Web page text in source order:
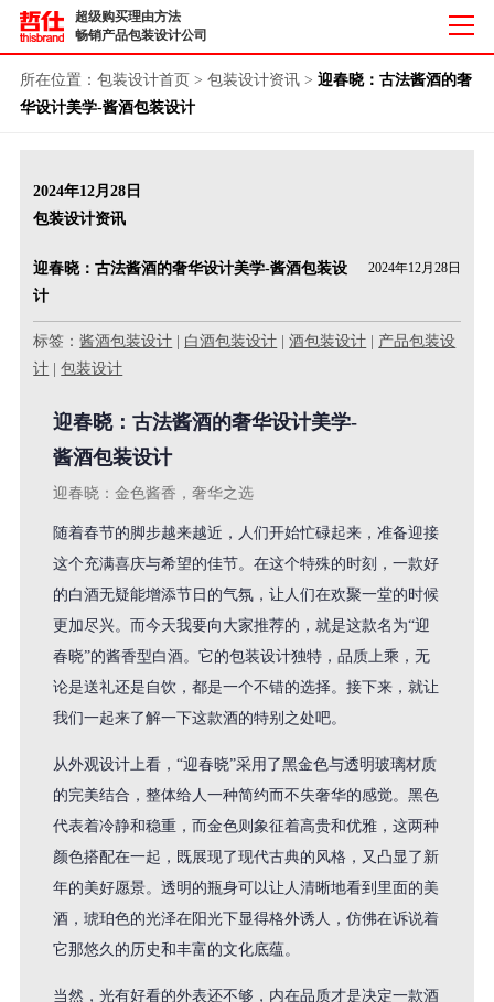
超级购买理由方法
畅销产品包装设计公司
所在位置： 包装设计首页 > 包装设计资讯> ​迎春晓：古法酱酒的奢
华设计美学-酱酒包装设计
2024年12月28日
包装设计资讯
​迎春晓：古法酱酒的奢华设计美学-酱酒包装设
计
2024年12月28日
标签：酱酒包装设计 白酒包装设计 |酒包装设计
产品包装设
计 |包装设计
迎春晓：古法酱酒的奢华设计美学-
酱酒包装设计
迎春晓：金色酱香，奢华之选
随着春节的脚步越来越近，人们开始忙碌起来，准备迎接
这个充满喜庆与希望的佳节。在这个特殊的时刻，一款好
的白酒无疑能增添节日的气氛，让人们在欢聚一堂的时候
更加尽兴。而今天我要向大家推荐的，就是这款名为“迎
春晓”的酱香型白酒。它的包装设计独特，品质上乘，无
论是送礼还是自饮，都是一个不错的选择。接下来，就让
我们一起来了解一下这款酒的特别之处吧。
从外观设计上看，“迎春晓”采用了黑金色与透明玻璃材质
的完美结合，整体给人一种简约而不失奢华的感觉。黑色
代表着冷静和稳重，而金色则象征着高贵和优雅，这两种
颜色搭配在一起，既展现了现代古典的风格，又凸显了新
年的美好愿景。透明的瓶身可以让人清晰地看到里面的美
酒，琥珀色的光泽在阳光下显得格外诱人，仿佛在诉说着
它那悠久的历史和丰富的文化底蕴。
当然，光有好看的外表还不够，内在品质才是决定一款酒